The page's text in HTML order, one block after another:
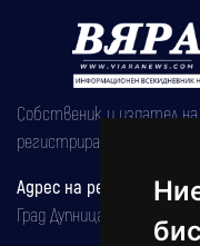
Собственик и издател
регистрирана на
Адрес на редакцията
Град Дупница, ул.''Христо